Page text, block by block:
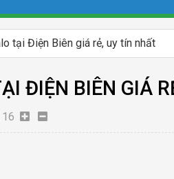
tại Điện Biên giá rẻ, uy tín nhất
ĐIỆN BIÊN GIÁ
16